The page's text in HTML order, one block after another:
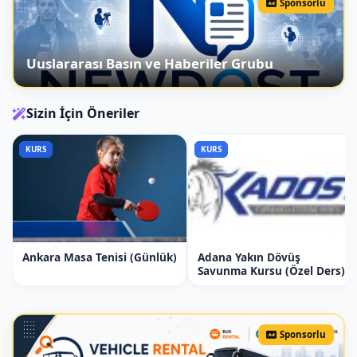
4. Oyun Stratejileri
Hücum Stratejileri: Set hücumları,
hızlı hücum (fast break) ve hücum
çeşitleri.
Savunma Stratejileri
savunması, adam adama savunma ve
geçiş savunması.
Takım Oyunları ve Taktikler: Takım
içi iletişim, pozisyonlar arası uyum ve
takım oyunları.
5. Maç Simülasyonları
Uygulamalı Antrenmanlar: Tam
çalışmaları.
: Kurs içi maçlar ve
dostluk maçları ile pratik yapma.
Sponsorlu
Uuslararası Basın ve Haberiler Grubu
Sizin İçin Öneriler
KURS
Ankara Masa Tenisi (Günlük)
KURS
Adana Yakın Dövüş
Savunma Kursu (Özel Ders)
Sponsorlu